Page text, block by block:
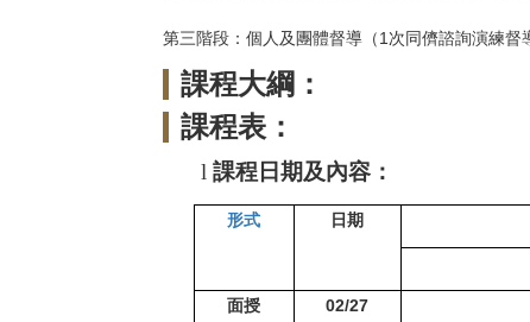
第三階段：個人及團體督導（1次同儕諮詢演練督
課程大綱：
課程表：
l 課程日期及內容：
形式 日期
面授 02/27